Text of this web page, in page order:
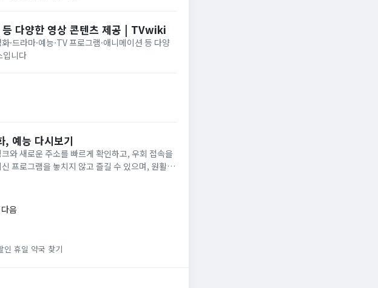
등 다양한 영상 콘텐츠 제공 | TVwiki
·드라마·예능·TV 프로그램·애니메이션 등 다양
입니다
예능 다시보기
와 새로운 주소를 빠르게 확인하고, 우회 접속을
프로그램을 놓치지 않고 즐길 수 있으며, 원활한
다음
인 휴일 약국 찾기